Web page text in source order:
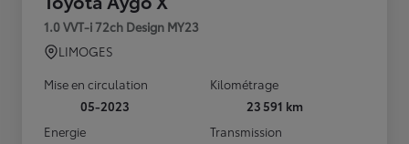
1.0 VVT-i 72ch Design MY23
LIMOGES
Mise en circulation
05-2023
Kilométrage
23 591 km
Energie
Transmission